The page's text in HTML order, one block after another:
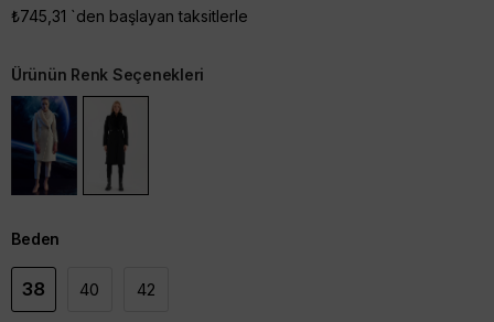
₺745,31 `den başlayan taksitlerle
Ürünün Renk Seçenekleri
Beden
38 40 42